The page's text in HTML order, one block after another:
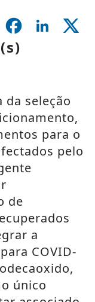
seleção
para o
pelo
de
a
COVID-
único